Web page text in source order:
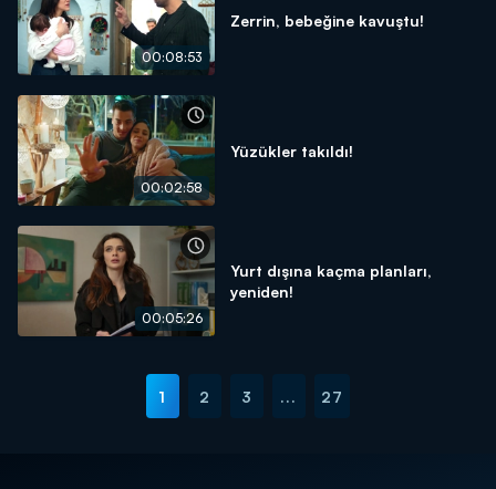
00:08:53
Zerrin, bebeğine kavuştu!
00:02:58
Yüzükler takıldı!
00:05:26
Yurt dışına kaçma planları,
yeniden!
1 2 3 ... 27